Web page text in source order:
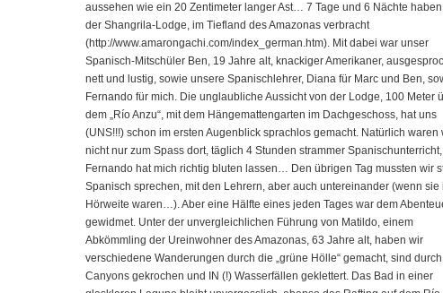
aussehen wie ein 20 Zentimeter langer Ast… 7 Tage und 6 Nächte
der Shangrila-Lodge, im Tiefland des Amazonas verbracht
(http://www.amarongachi.com/index_german.htm). Mit dabei war unser
Spanisch-Mitschüler Ben, 19 Jahre alt, knackiger Amerikaner,
nett und lustig, sowie unsere Spanischlehrer, Diana für Marc und Ben,
Fernando für mich. Die unglaubliche Aussicht von der Lodge, 100 Meter
dem „Río Anzu“, mit dem Hängemattengarten im Dachgeschoss, hat uns
(UNS!!!) schon im ersten Augenblick sprachlos gemacht. Natürlich waren
nicht nur zum Spass dort, täglich 4 Stunden strammer Spanischunterricht,
Fernando hat mich richtig bluten lassen… Den übrigen Tag mussten wir
Spanisch sprechen, mit den Lehrern, aber auch untereinander (wenn sie
Hörweite waren…). Aber eine Hälfte eines jeden Tages war dem
gewidmet. Unter der unvergleichlichen Führung von Matildo, einem
Abkömmling der Ureinwohner des Amazonas, 63 Jahre alt, haben wir
verschiedene Wanderungen durch die „grüne Hölle“ gemacht, sind durch
Canyons gekrochen und IN (!) Wasserfällen geklettert. Das Bad in einer